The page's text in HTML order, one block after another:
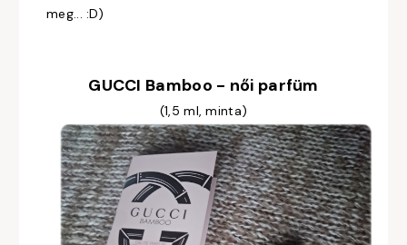
meg... :D)
GUCCI Bamboo - női parfüm
(1,5 ml, minta)